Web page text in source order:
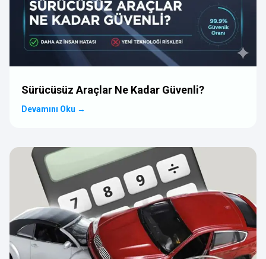
Sürücüsüz Araçlar Ne Kadar Güvenli?
Devamını Oku →